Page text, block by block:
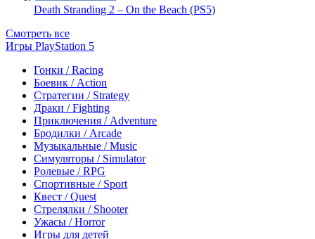
Death Stranding 2 – On the Beach (PS5)
Смотреть все
Игры PlayStation 5
Гонки / Racing
Боевик / Action
Стратегии / Strategy
Драки / Fighting
Приключения / Adventure
Бродилки / Arcade
Музыкальные / Music
Симуляторы / Simulator
Ролевые / RPG
Спортивные / Sport
Квест / Quest
Стрелялки / Shooter
Ужасы / Horror
Игры для детей